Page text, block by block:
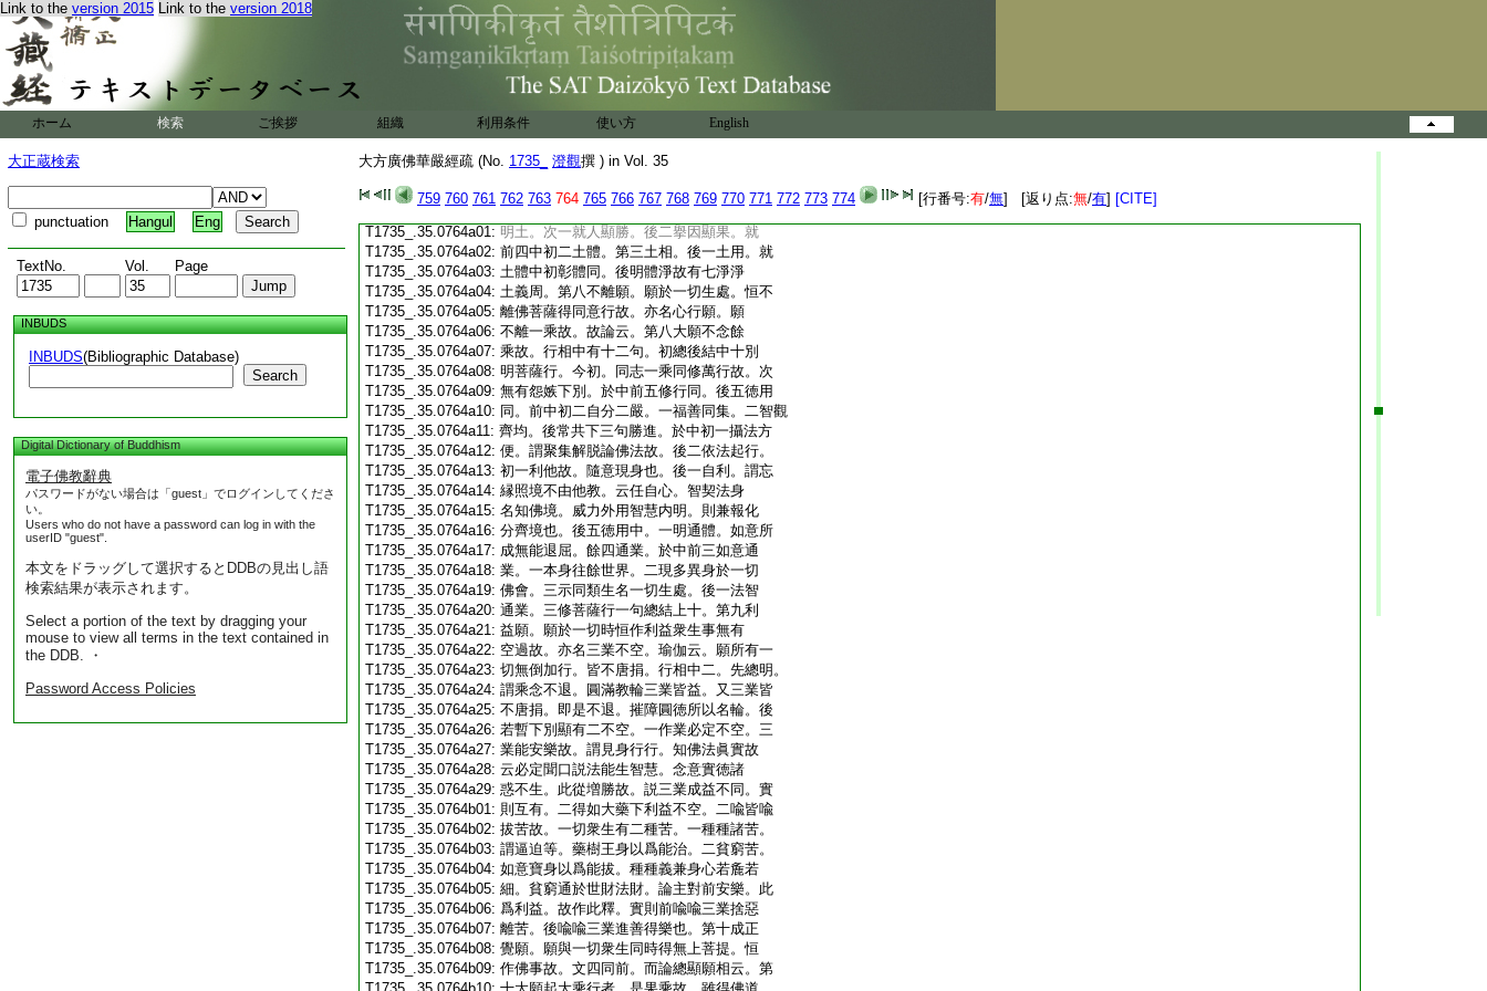
Link to the version 2015 Link to the version 2018
ホーム 検索 ご挨拶 組織 利用条件 使い方 English
大正蔵検索
punctuation Hangul Eng
TextNo. Vol. Page
INBUDS
INBUDS(Bibliographic Database)
Search
Digital Dictionary of Buddhism
電子佛教辭典
パスワードがない場合は「guest」でログインしてくださ
い。
Users who do not have a password can log in with the
userID "guest".
本文をドラッグして選択するとDDBの見出し語
検索結果が表示されます。
Select a portion of the text by dragging your
mouse to view all terms in the text contained in
the DDB. ・
Password Access Policies
大方廣佛華嚴經疏 (No. 1735_ 澄觀撰 ) in Vol. 35
759 760 761 762 763 764 765 766 767 768 769 770 771 772 773 774 [行番号:有/無] [返り点:無/有] [CITE]
T1735_.35.0763c19:也。四離一切下明受用淨。謂受用此土離過
T1735_.35.0763c20: 成徳故。初句成斷徳。後句成行徳。如受用
T1735_.35.0763c21:香飯身諸惑滅入正位等。五無量智慧下住
T1735_.35.0763c22:
處衆生淨。謂具徳人居。今略語智慧。六普
入下因淨。淨因有二。一者生因。謂施戒等。
T1735_.35.0763c24:如淨名説。二者依因。此復有二。一鏡智淨
T1735_.35.0763c25:識爲土所依。二後智通慧爲依。如初第十
T1735_.35.0763c26:
地入佛國土體性三昧現淨土等。此二皆是
T1735_.35.0763c27:
諸佛境界。七隨衆生下果淨。因既有二果亦
T1735_.35.0763c28: 二種。一所生果。即前相淨。二所示現果。即
T1735_.35.0764a01: 明土。次一就人顯勝。後二擧因顯果。就
T1735_.35.0764a02: 前四中初二土體。第三土相。後一土用。就
T1735_.35.0764a03: 土體中初彰體同。後明體淨故有七淨淨
T1735_.35.0764a04: 土義周。第八不離願。願於一切生處。恒不
T1735_.35.0764a05: 離佛菩薩得同意行故。亦名心行願。願
T1735_.35.0764a06: 不離一乘故。故論云。第八大願不念餘
T1735_.35.0764a07: 乘故。行相中有十二句。初總後結中十別
T1735_.35.0764a08: 明菩薩行。今初。同志一乘同修萬行故。次
T1735_.35.0764a09: 無有怨嫉下別。於中前五修行同。後五徳用
T1735_.35.0764a10: 同。前中初二自分二嚴。一福善同集。二智觀
T1735_.35.0764a11: 齊均。後常共下三句勝進。於中初一攝法方
T1735_.35.0764a12: 便。謂聚集解脱論佛法故。後二依法起行。
T1735_.35.0764a13: 初一利他故。隨意現身也。後一自利。謂忘
T1735_.35.0764a14: 縁照境不由他教。云任自心。智契法身
T1735_.35.0764a15: 名知佛境。威力外用智慧内明。則兼報化
T1735_.35.0764a16: 分齊境也。後五徳用中。一明通體。如意所
T1735_.35.0764a17: 成無能退屈。餘四通業。於中前三如意通
T1735_.35.0764a18: 業。一本身往餘世界。二現多異身於一切
T1735_.35.0764a19: 佛會。三示同類生名一切生處。後一法智
T1735_.35.0764a20: 通業。三修菩薩行一句總結上十。第九利
T1735_.35.0764a21: 益願。願於一切時恒作利益衆生事無有
T1735_.35.0764a22: 空過故。亦名三業不空。瑜伽云。願所有一
T1735_.35.0764a23: 切無倒加行。皆不唐捐。行相中二。先總明。
T1735_.35.0764a24: 謂乘念不退。圓滿教輪三業皆益。又三業皆
T1735_.35.0764a25: 不唐捐。即是不退。摧障圓徳所以名輪。後
T1735_.35.0764a26: 若暫下別顯有二不空。一作業必定不空。三
T1735_.35.0764a27: 業能安樂故。謂見身行行。知佛法眞實故
T1735_.35.0764a28: 云必定聞口説法能生智慧。念意實徳諸
T1735_.35.0764a29: 惑不生。此從増勝故。説三業成益不同。實
T1735_.35.0764b01: 則互有。二得如大藥下利益不空。二喩皆喩
T1735_.35.0764b02: 拔苦故。一切衆生有二種苦。一種種諸苦。
T1735_.35.0764b03: 謂逼迫等。藥樹王身以爲能治。二貧窮苦。
T1735_.35.0764b04: 如意寶身以爲能拔。種種義兼身心若麁若
T1735_.35.0764b05: 細。貧窮通於世財法財。論主對前安樂。此
T1735_.35.0764b06: 爲利益。故作此釋。實則前喩喩三業捨惡
T1735_.35.0764b07: 離苦。後喩喩三業進善得樂也。第十成正
T1735_.35.0764b08: 覺願。願與一切衆生同時得無上菩提。恒
T1735_.35.0764b09: 作佛事故。文四同前。而論總顯願相云。第